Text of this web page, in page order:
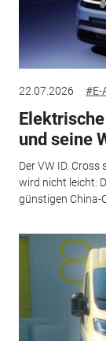
22.07.2026 #E-
und seine
Der VW ID.
wird nicht leicht:
günstigen China-